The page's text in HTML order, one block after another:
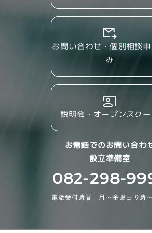
お問い合わせ・個別相談
み
説明会・オープンスク
お電話でのお問い合わ
設立準備室
082-298-
電話受付時間 月～金曜日 9時